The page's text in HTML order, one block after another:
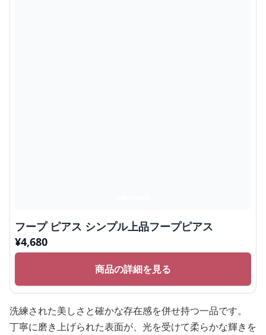
フープ ピアス シンプル上品フープピアス
¥4,680
商品の詳細を見る
洗練された美しさと確かな存在感を併せ持つ一品です。
丁寧に磨き上げられた表面が、光を受けて柔らかな輝きを